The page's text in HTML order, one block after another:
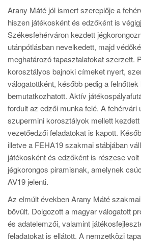
Arany Máté jól ismert szereplője a
hiszen játékosként és edzőként is
Székesfehérváron kezdett
utánpótlásban nevelkedett, majd
meghatározó tapasztalatokat szerzett.
korosztályos bajnoki címeket nyert,
válogatottként, később pedig a
bemutatkozhatott. Aktív
fordult az edzői munka felé. A fehérvári
szupermini korosztályok mellett
vezetőedzői feladatokat is kapott.
illetve a FEHA19 szakmai stábjában
játékosként és edzőként is részese
jégkorongos piramisnak, amelynek
AV19 jelenti.
Az elmúlt években Arany Máté
bővült. Dolgozott a magyar válogatott
és adatelemzői, valamint
feladatokat is ellátott. A nemzetközi